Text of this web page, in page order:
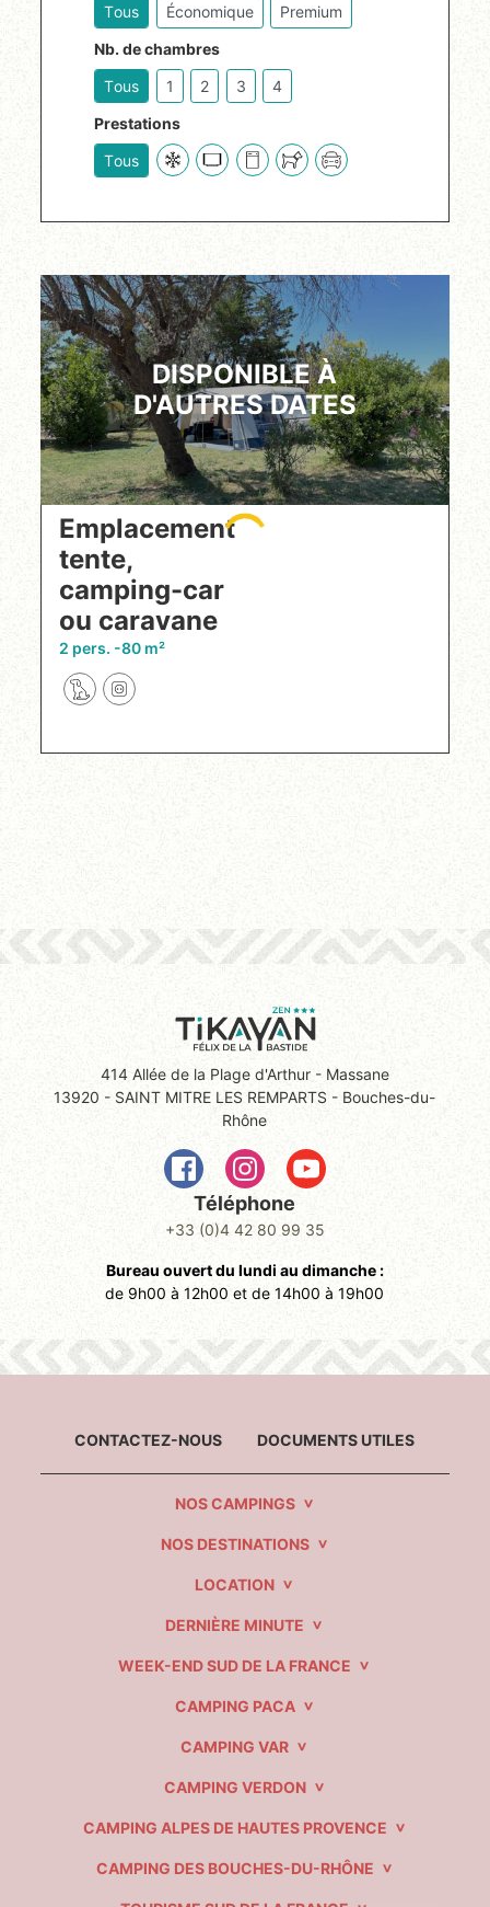
Tous
Économique
Premium
Nb. de chambres
Tous
1 2 3
4
Prestations
Tous
DISPONIBLE À
D'AUTRES DATES
Emplacement
tente,
camping-car
ou caravane
2 pers. 80 m²
414 Allée de la Plage d'Arthur - Massane
13920 - SAINT MITRE LES REMPARTS - Bouches-du-
Rhône
Téléphone
+33 (0)4 42 80 99 35
Bureau ouvert du lundi au dimanche :
de 9h00 à 12h00 et de 14h00 à 19h00
CONTACTEZ-NOUS DOCUMENTS UTILES
NOS CAMPINGS
NOS DESTINATIONS
LOCATION
DERNIÈRE MINUTE
WEEK-END SUD DE LA FRANCE
CAMPING PACA
CAMPING VAR
CAMPING VERDON
CAMPING ALPES DE HAUTES PROVENCE
CAMPING DES BOUCHES-DU-RHÔNE